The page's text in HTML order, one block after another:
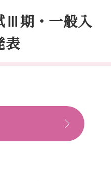
Ⅲ期・一般入
表